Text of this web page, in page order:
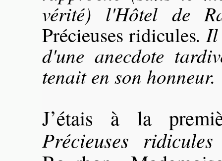
vérité) l'Hôtel de
Précieuses ridicules. Il
d'une anecdote
tenait en son honneur.
J’étais à la
Précieuses ridicules